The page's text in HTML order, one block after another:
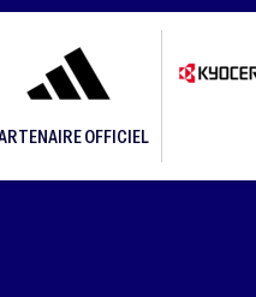
OFFICIEL